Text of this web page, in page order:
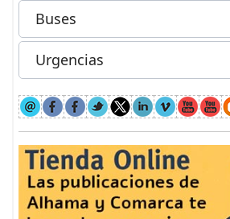
Buses
Urgencias